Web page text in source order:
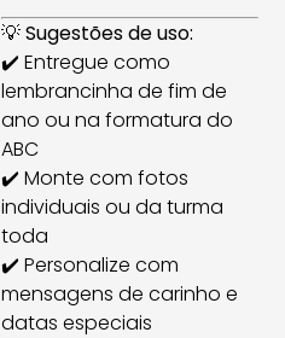
💡Sugestões de uso:
✔️ Entregue como
lembrancinha de fim de
ano ou na formatura do
ABC
✔️ Monte com fotos
individuais ou da turma
toda
✔️ Personalize com
mensagens de carinho e
datas especiais